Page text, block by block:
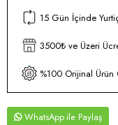
15 Gün İçinde
3500₺ ve Üzeri
%100 Orijinal Ürün
WhatsApp